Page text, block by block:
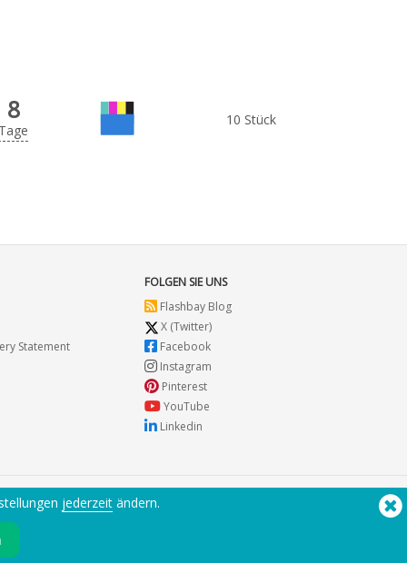
8
Tage
10 Stück
Statement
FOLGEN SIE UNS
Flashbay Blog
X (Twitter)
Facebook
Instagram
Pinterest
YouTube
Linkedin
Sie benötigen Hilfe? Tel:
jederzeitändern.